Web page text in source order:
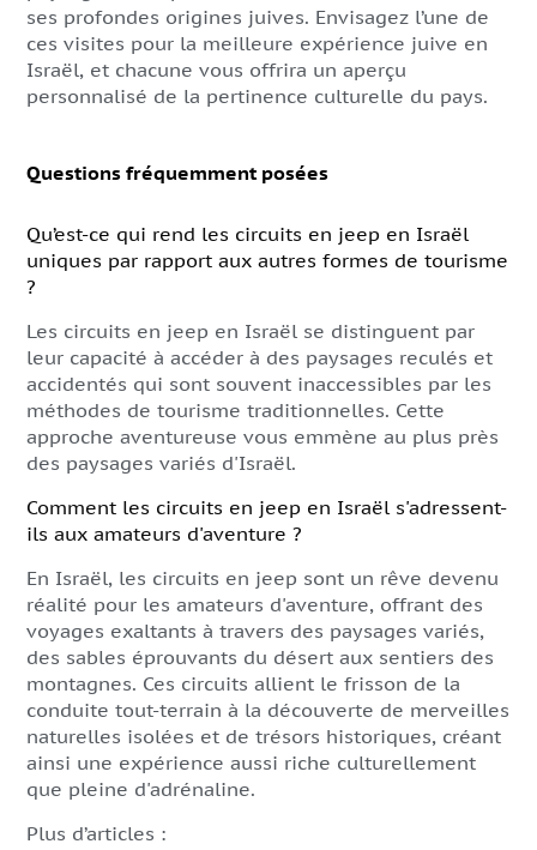
ses profondes origines juives. Envisagez l’une de
ces visites pour la meilleure expérience juive en
Israël, et chacune vous offrira un aperçu
personnalisé de la pertinence culturelle du pays.
Questions fréquemment posées
Qu’est-ce qui rend les circuits en jeep en Israël
uniques par rapport aux autres formes de tourisme
?
Les circuits en jeep en Israël se distinguent par
leur capacité à accéder à des paysages reculés et
accidentés qui sont souvent inaccessibles par les
méthodes de tourisme traditionnelles. Cette
approche aventureuse vous emmène au plus près
des paysages variés d'Israël.
Comment les circuits en jeep en Israël s'adressent-
ils aux amateurs d'aventure ?
En Israël, les circuits en jeep sont un rêve devenu
réalité pour les amateurs d'aventure, offrant des
voyages exaltants à travers des paysages variés,
des sables éprouvants du désert aux sentiers des
montagnes. Ces circuits allient le frisson de la
conduite tout-terrain à la découverte de merveilles
naturelles isolées et de trésors historiques, créant
ainsi une expérience aussi riche culturellement
que pleine d'adrénaline.
Plus d’articles :